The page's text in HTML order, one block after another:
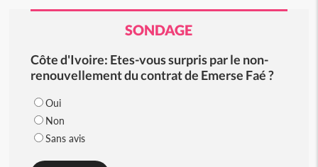
SONDAGE
Côte d'Ivoire: Etes-vous surpris par le non-
renouvellement du contrat de Emerse Faé ?
Oui
Non
Sans avis